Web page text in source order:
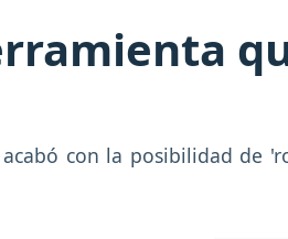
con la posibilidad de